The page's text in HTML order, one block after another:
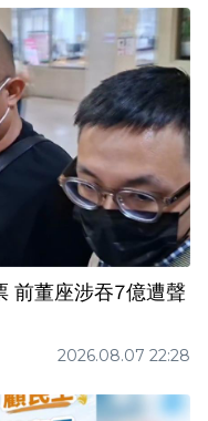
前董座涉吞7億遭聲
2026.08.07 22:28